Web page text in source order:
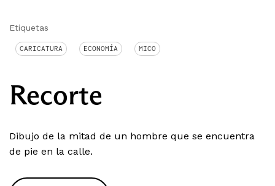
Etiquetas
CARICATURA ECONOMÍA MICO
Recorte
Dibujo de la mitad de un hombre que se encuentra
de pie en la calle.